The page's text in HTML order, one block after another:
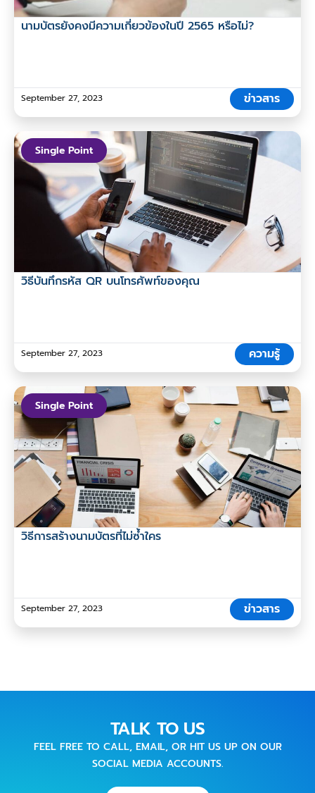
นามบัตรยังคงมีความเกี่ยวข้องในปี 2565 หรือไม่?
September 27, 2023 ข่าวสาร
Single Point
วิธีบันทึกรหัส QR บนโทรศัพท์ของคุณ
September 27, 2023 ความรู้
Single Point
วิธีการสร้างนามบัตรที่ไม่ซ้ำใคร
September 27, 2023 ข่าวสาร
TALK TO US
FEEL FREE TO CALL, EMAIL, OR HIT US UP ON OUR
SOCIAL MEDIA ACCOUNTS.